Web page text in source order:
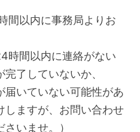
間以内に事務局よりお
時間以内に連絡がない
了していないか、
届いていない可能性があ
しますが、お問い合わせ
いませ。）